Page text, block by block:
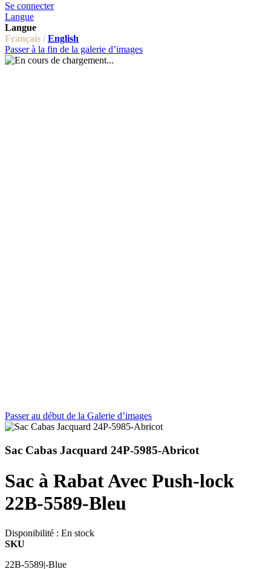
Se connecter
Langue
Langue
Français / English
Passer à la fin de la galerie d’images
Passer au début de la Galerie d’images
Sac Cabas Jacquard 24P-5985-Abricot
Sac à Rabat Avec Push-lock
22B-5589-Bleu
Disponibilité : En stock
SKU
22B-5589|-Blue